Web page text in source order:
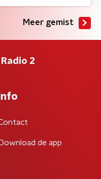
Meer gemist
Radio 2
Info
Download de app